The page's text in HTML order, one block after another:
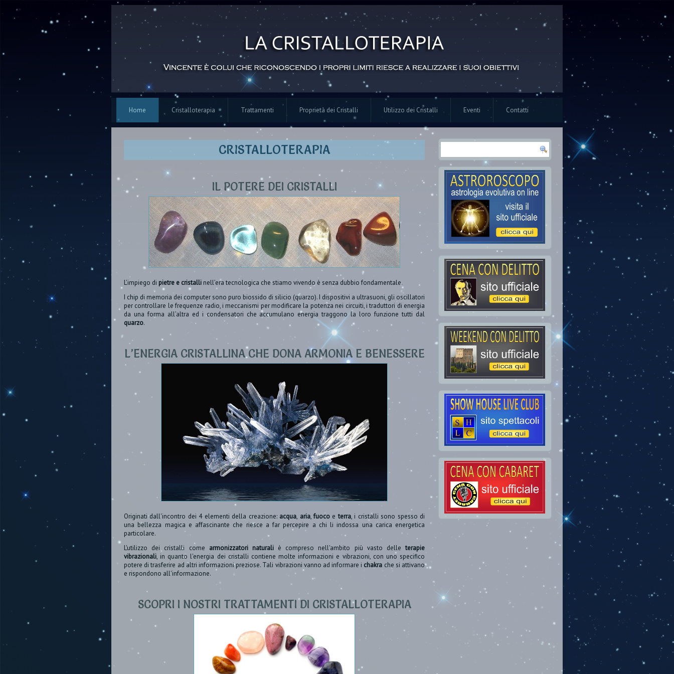
Home Cristalloterapia Trattamenti Proprietà dei Cristalli Utilizzo dei Cristalli Eventi Contatti
CRISTALLOTERAPIA
IL POTERE DEI CRISTALLI
L’impiego di pietre e cristalli nell’era tecnologica che stiamo vivendo è senza dubbio fondamentale.
I chip di memoria dei computer sono puro biossido di silicio (quarzo). I dispositivi a ultrasuoni, gli oscillatori
per controllare le frequenze radio, i meccanismi per modificare la potenza nei circuiti, i traduttori di energia
da una forma all’altra ed i condensatori che accumulano energia traggono la loro funzione tutti dal
quarzo.
L’ENERGIA CRISTALLINA CHE DONA ARMONIA E BENESSERE
Originati dall'incontro dei 4 elementi della creazione: acqua, aria, fuocoe terra, i cristalli sono spesso di
una bellezza magica e affascinante che riesce a far percepire a chi li indossa una carica energetica
particolare.
L'utilizzo dei cristalli come armonizzatori naturaliè compreso nell'ambito più vasto delleterapie
vibrazionali, in quanto l'energia dei cristalli contiene molte informazioni e vibrazioni, con uno specifico
potere di trasferire ad altri informazioni preziose. Tali vibrazioni vanno ad informare i chakra che si attivano
e rispondono all'informazione.
SCOPRI I NOSTRI TRATTAMENTI DI CRISTALLOTERAPIA
Cerca